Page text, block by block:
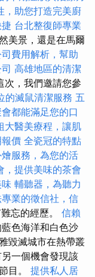
，助您打造完美廚
台北整復師專業
美景，還是在馬爾
費用解析，幫助
高雄地區的清潔
次，我們邀請您參
的滅鼠清潔服務 五
都能滿足您的口
大醫美療程，讓肌
價 全瓷冠的特點
服務，為您的活
，提供美味的茶會
輔聽器，為聽力
業的徵信社，信
忘的經歷。 信賴
色海洋和白色沙
毀滅城市在熱帶叢
一個機會發現該
目。 提供私人居